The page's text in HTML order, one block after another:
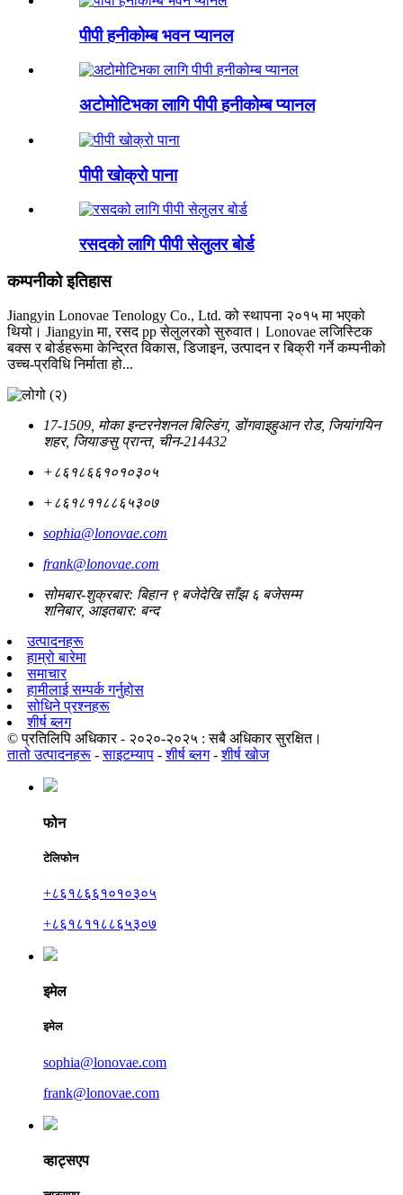
पीपी हनीकोम्ब भवन प्यानल
अटोमोटिभका लागि पीपी हनीकोम्ब प्यानल
पीपी खोक्रो पाना
रसदको लागि पीपी सेलुलर बोर्ड
कम्पनीको इतिहास
Jiangyin Lonovae Tenology Co., Ltd. को स्थापना २०१५ मा भएको
थियो। Jiangyin मा, रसद pp सेलुलरको सुरुवात। Lonovae लजिस्टिक
बक्स र बोर्डहरूमा केन्द्रित विकास, डिजाइन, उत्पादन र बिक्री गर्ने कम्पनीको
उच्च-प्रविधि निर्माता हो...
17-1509, मोका इन्टरनेशनल बिल्डिंग, डोंगवाइहुआन रोड, जियांगयिन
शहर, जियाङसु प्रान्त, चीन-214432
+८६१८६६१०१०३०५
+८६१८११८८६५३०७
sophia@lonovae.com
frank@lonovae.com
सोमबार-शुक्रबार: बिहान ९ बजेदेखि साँझ ६ बजेसम्म
शनिबार, आइतबार: बन्द
उत्पादनहरू
हाम्रो बारेमा
समाचार
हामीलाई सम्पर्क गर्नुहोस
सोधिने प्रश्नहरू
शीर्ष ब्लग
© प्रतिलिपि अधिकार - २०२०-२०२५ : सबै अधिकार सुरक्षित।
तातो उत्पादनहरू -साइटम्याप -शीर्ष ब्लग-शीर्ष खोज
फोन
टेलिफोन
+८६१८६६१०१०३०५
+८६१८११८८६५३०७
इमेल
इमेल
sophia@lonovae.com
frank@lonovae.com
व्हाट्सएप